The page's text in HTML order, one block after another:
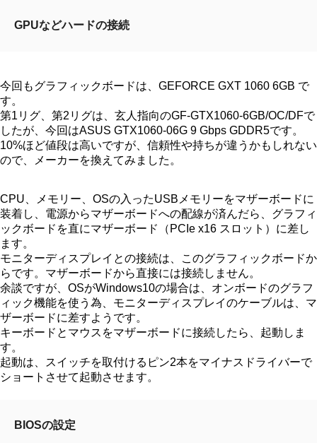
GPUなどハードの接続
今回もグラフィックボードは、GEFORCE GXT 1060 6GB で
す。
第1リグ、第2リグは、玄人指向のGF-GTX1060-6GB/OC/DFで
したが、今回はASUS GTX1060-06G 9 Gbps GDDR5です。
10%ほど値段は高いですが、信頼性や持ちが違うかもしれない
ので、メーカーを換えてみました。
CPU、メモリー、OSの入ったUSBメモリーをマザーボードに
装着し、電源からマザーボードへの配線が済んだら、グラフィ
ックボードを直にマザーボード（PCIe x16 スロット）に差し
ます。
モニターディスプレイとの接続は、このグラフィックボードか
らです。マザーボードから直接には接続しません。
余談ですが、OSがWindows10の場合は、オンボードのグラフ
ィック機能を使う為、モニターディスプレイのケーブルは、マ
ザーボードに差すようです。
キーボードとマウスをマザーボードに接続したら、起動しま
す。
起動は、スイッチを取付けるピン2本をマイナスドライバーで
ショートさせて起動させます。
BIOSの設定